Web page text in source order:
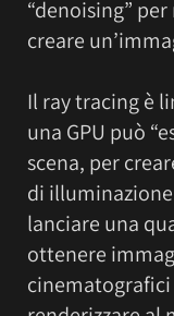
“denoising”
creare
Il ray tracing è
una GPU può
scena, per
di
lanciare una
ottenere